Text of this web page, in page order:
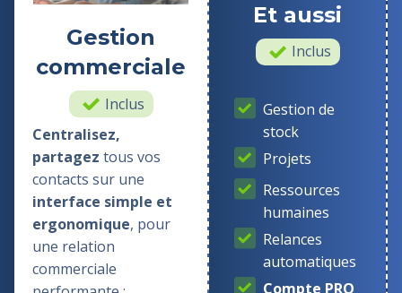
Gestion
commerciale
Inclus
Centralisez,
partagez tous vos
contacts sur une
interface simple et
ergonomique, pour
une relation
commerciale
Et aussi
Inclus
Gestion de
stock
Projets
Ressources
humaines
Relances
automatiques
Compte PRO